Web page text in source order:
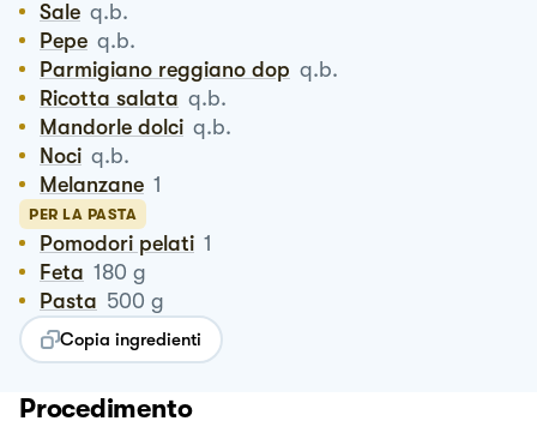
Sale q.b.
Pepe q.b.
Parmigiano reggiano dop q.b.
Ricotta salata q.b.
Mandorle dolci q.b.
Noci q.b.
Melanzane 1
PER LA PASTA
Pomodori pelati 1
Feta 180 g
Pasta 500 g
Copia ingredienti
Procedimento